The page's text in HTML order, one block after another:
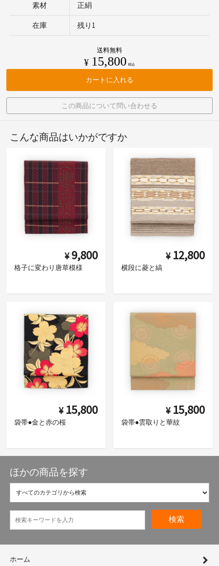
素材 正絹
在庫 残り1
送料無料
¥ 15,800 税込
カートに入れる
この商品について問い合わせる
こんな商品はいかがですか
¥ 9,800
格子に変わり唐草模様
¥ 12,800
横段に菱と縞
¥ 15,800
袋帯●金と赤の桜
¥ 15,800
袋帯●雲取りと華紋
ほかの商品を探す
検索
ホーム